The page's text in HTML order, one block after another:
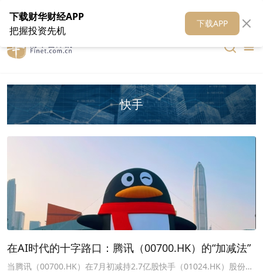
在线客服 关于我们 财华媒体矩阵 财华智库
快手
在AI时代的十字路口：腾讯（00700.HK）的“加减法”
当腾讯（00700.HK）在7月初减持2.7亿股快手（01024.HK）股份
下载财华财经APP
把握投资先机
下载APP